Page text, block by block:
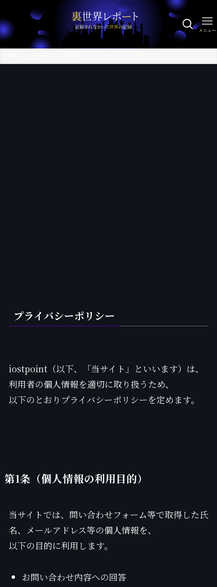
メニュー
プライバシーポリシー
iostpoint（以下、「当サイト」といいます）は、
利用者の個人情報を適切に取り扱うため、
以下のとおりプライバシーポリシーを定めます。
第1条（個人情報の利用目的）
当サイトでは、問い合わせフォーム等で取得した氏
名、メールアドレス等の個人情報を、
以下の目的に利用します。
お問い合わせ内容への回答